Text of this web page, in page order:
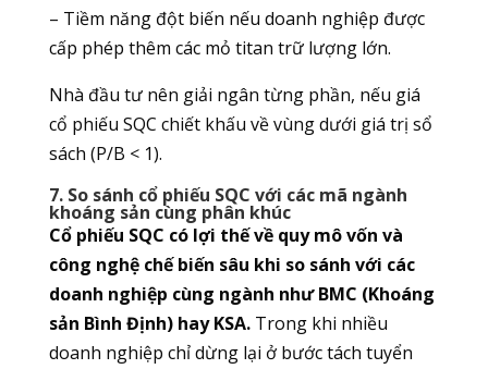
– Tiềm năng đột biến nếu doanh nghiệp được
cấp phép thêm các mỏ titan trữ lượng lớn.
Nhà đầu tư nên giải ngân từng phần, nếu giá
cổ phiếu SQC chiết khấu về vùng dưới giá trị sổ
sách (P/B < 1).
7. So sánh cổ phiếu SQC với các mã ngành
khoáng sản cùng phân khúc
Cổ phiếu SQC có lợi thế về quy mô vốn và
công nghệ chế biến sâu khi so sánh với các
doanh nghiệp cùng ngành như BMC (Khoáng
sản Bình Định) hay KSA.Trong khi nhiều
doanh nghiệp chỉ dừng lại ở bước tách tuyển